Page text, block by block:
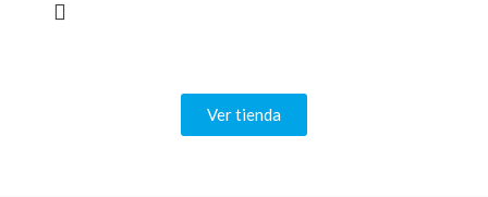
Ver tienda